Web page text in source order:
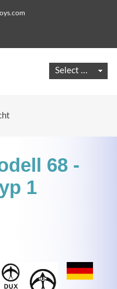
68 -
1
adipiscing
eget dolor.